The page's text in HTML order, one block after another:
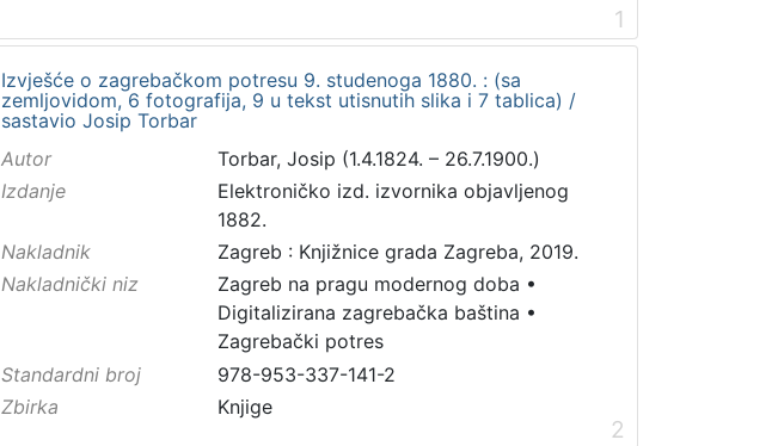
1
Izvješće o zagrebačkom potresu 9. studenoga 1880. : (sa
zemljovidom, 6 fotografija, 9 u tekst utisnutih slika i 7 tablica) /
sastavio Josip Torbar
Autor
Torbar, Josip (1.4.1824. – 26.7.1900.)
Izdanje
Elektroničko izd. izvornika objavljenog
1882.
Nakladnik
Zagreb : Knjižnice grada Zagreba, 2019.
Nakladnički niz
Zagreb na pragu modernog doba •
Digitalizirana zagrebačka baština •
Zagrebački potres
Standardni broj
978-953-337-141-2
Zbirka
Knjige
2